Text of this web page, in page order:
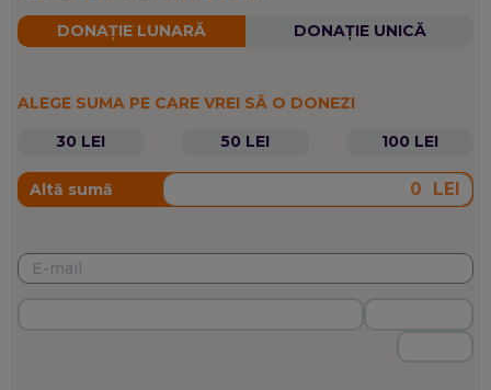
DONAȚIE LUNARĂ DONAȚIE UNICĂ
ALEGE SUMA PE CARE VREI SĂ O DONEZI
30 LEI
50 LEI 100 LEI
Altă sumă LEI